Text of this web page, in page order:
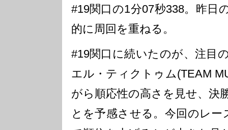
#19関口の1分07秒338。昨日
的に周回を重ねる。
#19関口に続いたのが、注目
エル・ティクトゥム(TEAM
がら順応性の高さを見せ、決
とを予感させる。今回のレ